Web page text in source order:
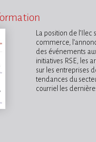
La position de
commerce,
des événements
initiatives RSE, les
sur les entreprises
tendances du
courriel les